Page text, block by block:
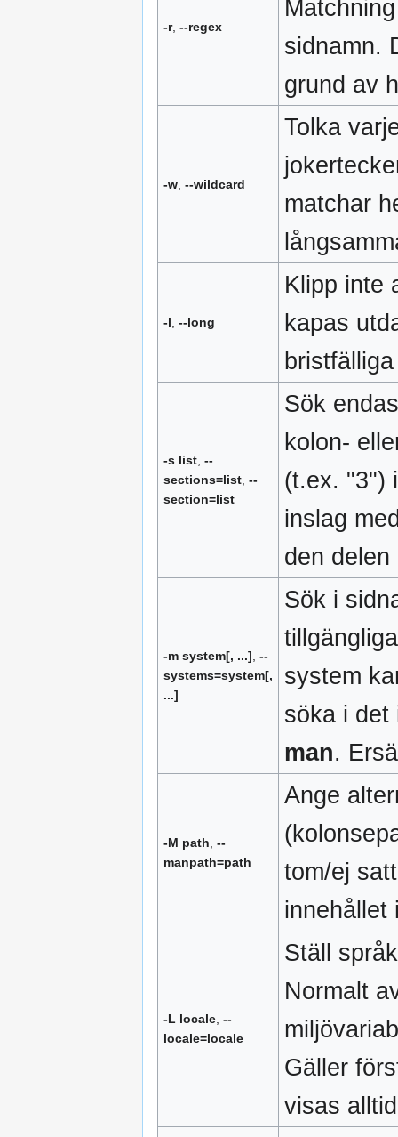
-r, --regex
sidnamn.
grund av
-w, --wildcard
Tolka
matchar
-l, --long
Klipp inte
kapas
-s list, --
sections=list, --
section=list
Sök
kolon-
(t.ex. "3")
inslag
den
-m system[, ...], --
systems=system[,
...]
Sök i
system
söka i det
man.
-M path, --
manpath=path
Ange
tom/ej
innehållet
-L locale, --
locale=locale
Ställ
Normalt
Gäller
visas